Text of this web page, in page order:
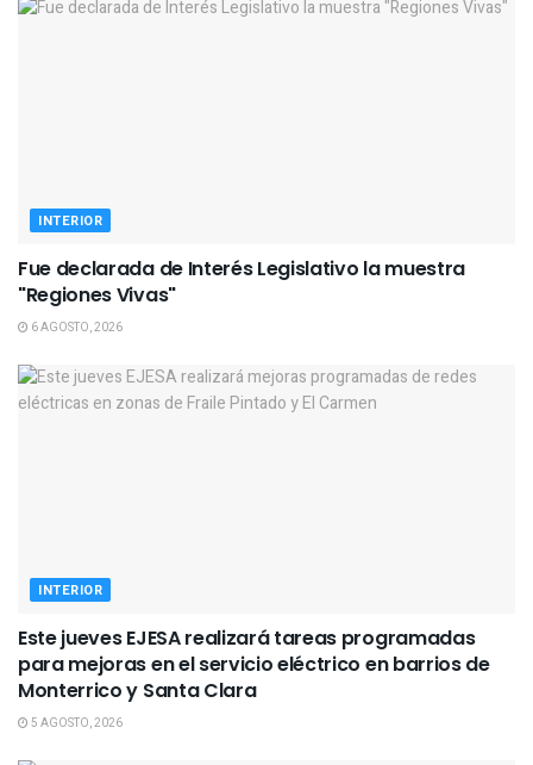
INTERIOR
Fue declarada de Interés Legislativo la muestra
"Regiones Vivas"
6 AGOSTO, 2026
INTERIOR
Este jueves EJESA realizará tareas programadas
para mejoras en el servicio eléctrico en barrios de
Monterrico y Santa Clara
5 AGOSTO, 2026